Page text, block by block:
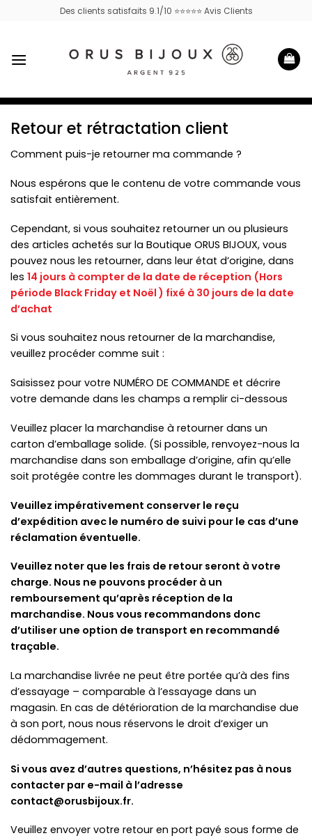
Des clients satisfaits 9.1/10 ⭐⭐⭐⭐⭐ Avis Clients
Retour et rétractation client
Comment puis-je retourner ma commande ?
Nous espérons que le contenu de votre commande vous
satisfait entièrement.
Cependant, si vous souhaitez retourner un ou plusieurs
des articles achetés sur la Boutique ORUS BIJOUX, vous
pouvez nous les retourner, dans leur état d’origine, dans
les 14 jours à compter de la date de réception (Hors
période Black Friday et Noël ) fixé à 30 jours de la date
d’achat
Si vous souhaitez nous retourner de la marchandise,
veuillez procéder comme suit :
Saisissez pour votre NUMÉRO DE COMMANDE et décrire
votre demande dans les champs a remplir ci-dessous
Veuillez placer la marchandise à retourner dans un
carton d’emballage solide. (Si possible, renvoyez-nous la
marchandise dans son emballage d’origine, afin qu’elle
soit protégée contre les dommages durant le transport).
Veuillez impérativement conserver le reçu
d’expédition avec le numéro de suivi pour le cas d’une
réclamation éventuelle.
Veuillez noter que les frais de retour seront à votre
charge. Nous ne pouvons procéder à un
remboursement qu’après réception de la
marchandise. Nous vous recommandons donc
d’utiliser une option de transport en recommandé
traçable.
La marchandise livrée ne peut être portée qu’à des fins
d’essayage – comparable à l’essayage dans un
magasin. En cas de détérioration de la marchandise due
à son port, nous nous réservons le droit d’exiger un
dédommagement.
Si vous avez d’autres questions, n’hésitez pas à nous
contacter par e-mail à l’adresse
contact@orusbijoux.fr.
Veuillez envoyer votre retour en port payé sous forme de